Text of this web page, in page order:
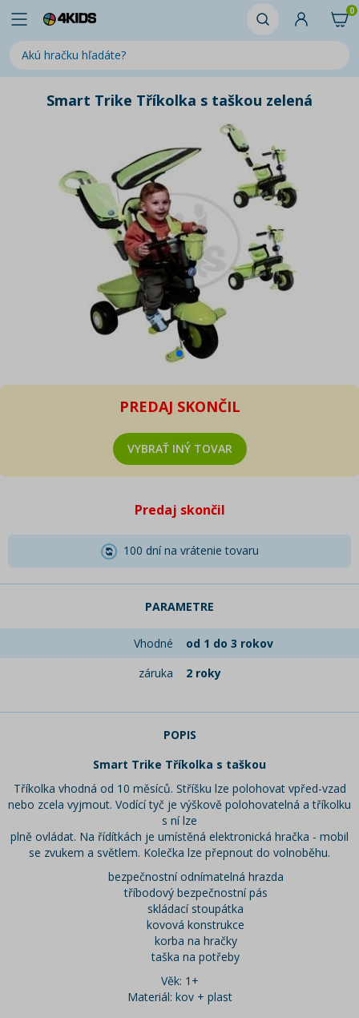
0
Smart Trike Tříkolka s taškou zelená
PREDAJ SKONČIL
VYBRAŤ INÝ TOVAR
Predaj skončil
100 dní na vrátenie tovaru
PARAMETRE
Vhodné
od 1 do 3 rokov
záruka
2 roky
POPIS
Smart Trike Tříkolka s taškou
Tříkolka vhodná od 10 měsíců. Stříšku lze polohovat vpřed-vzad
nebo zcela vyjmout. Vodící tyč je výškově polohovatelná a tříkolku
s ní lze
plně ovládat. Na řídítkách je umístěná elektronická hračka - mobil
se zvukem a světlem. Kolečka lze přepnout do volnoběhu.
bezpečnostní odnímatelná hrazda
tříbodový bezpečnostní pás
skládací stoupátka
kovová konstrukce
korba na hračky
taška na potřeby
Věk: 1+
Materiál: kov + plast